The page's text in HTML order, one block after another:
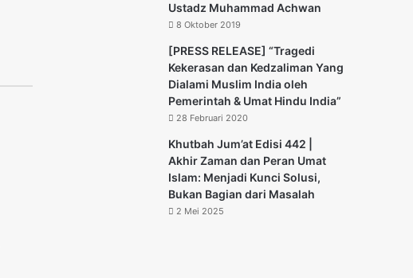
Ustadz Muhammad Achwan
8 Oktober 2019
[PRESS RELEASE] “Tragedi
Kekerasan dan Kedzaliman Yang
Dialami Muslim India oleh
Pemerintah & Umat Hindu India”
28 Februari 2020
Khutbah Jum’at Edisi 442 |
Akhir Zaman dan Peran Umat
Islam: Menjadi Kunci Solusi,
Bukan Bagian dari Masalah
2 Mei 2025